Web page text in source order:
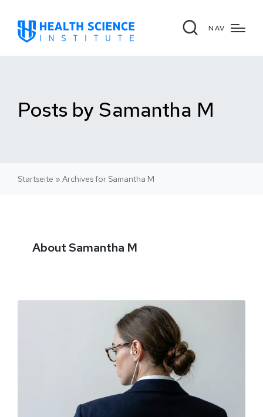
NAV
Posts by Samantha M
Startseite » Archives for Samantha M
About Samantha M